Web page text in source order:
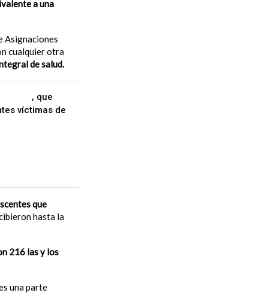
a una
Asignaciones
cualquier otra
de salud.
, que
víctimas de
que
hasta la
216 las y los
una parte